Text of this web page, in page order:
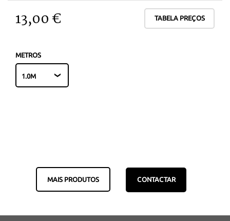
13,00 € TABELA PREÇOS
METROS
MAIS PRODUTOS CONTACTAR